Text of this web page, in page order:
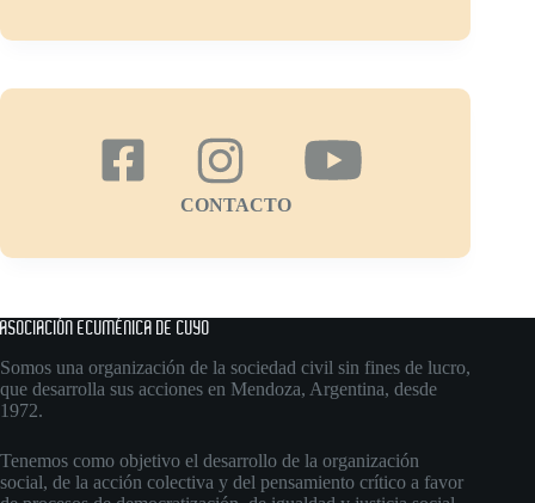
CONTACTO
ASOCIACIÓN ECUMÉNICA DE CUYO
Somos una organización de la sociedad civil sin fines de lucro,
que desarrolla sus acciones en Mendoza, Argentina, desde
1972.
Tenemos como objetivo el desarrollo de la organización
social, de la acción colectiva y del pensamiento crítico a favor